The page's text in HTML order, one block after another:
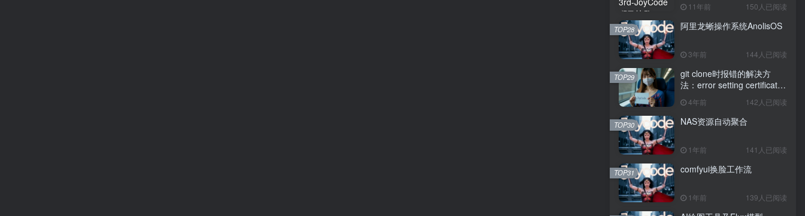
11年前 150人已阅读
阿里龙蜥操作系统AnolisOS
3年前 144人已阅读
TOP28
git clone时报错的解决方
法：error setting certificate
4年前 142人已阅读
TOP29
NAS资源自动聚合
1年前 141人已阅读
TOP30
comfyui换脸工作流
1年前 139人已阅读
TOP31